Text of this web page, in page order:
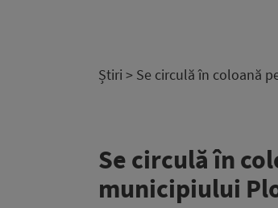
Știri > Se circulă în coloană
Se circulă în
municipiului